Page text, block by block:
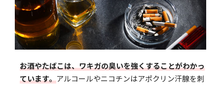
お酒やたばこは、ワキガの臭いを強くすることがわかっ
ています。アルコールやニコチンはアポクリン汗腺を刺